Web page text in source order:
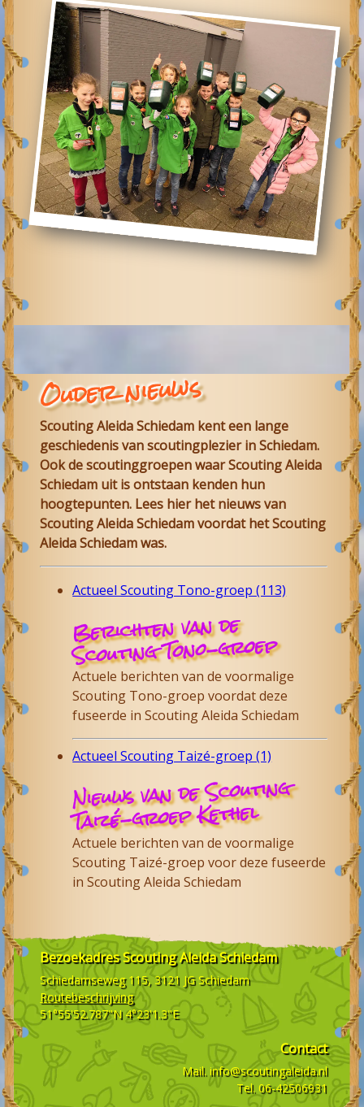
Ouder nieuws
Scouting Aleida Schiedam kent een lange
geschiedenis van scoutingplezier inSchiedam.
Ook de scoutinggroepen waarScouting Aleida
Schiedam uit is ontstaan kenden hun
hoogtepunten. Lees hier het nieuws van
Scouting AleidaSchiedamvoordat het Scouting
Aleida Schiedam was.
Actueel Scouting Tono-groep (113)
Berichten van de
Scouting Tono-groep
Actuele berichten van de voormalige
Scouting Tono-groep voordat deze
fuseerde in Scouting Aleida Schiedam
Actueel Scouting Taizé-groep (1)
Nieuws van de Scouting
Taizé-groep Kethel
Actuele berichten van de voormalige
Scouting Taizé-groep voor deze fuseerde
in Scouting Aleida Schiedam
BezoekadresScouting Aleida Schiedam
Schiedamseweg 115, 3121 JG Schiedam
Routebeschrijving
51°55'52.787"N 4°23'1.3"E
Contact
Mail. info@scoutingaleida.nl
Tel. 06-42506931